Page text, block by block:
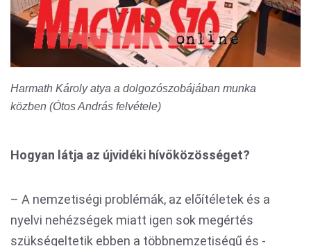
Harmath Károly atya a dolgozószobájában munka
közben (Ótos András felvétele)
Hogyan látja az újvidéki hívőközösséget?
– A nemzetiségi problémák, az előítéletek és a
nyelvi nehézségek miatt igen sok megértés
szükségeltetik ebben a többnemzetiségű és -